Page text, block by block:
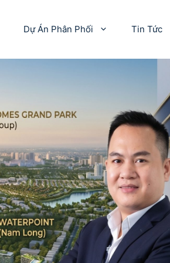
Dự Án Phân Phối Tin Tức